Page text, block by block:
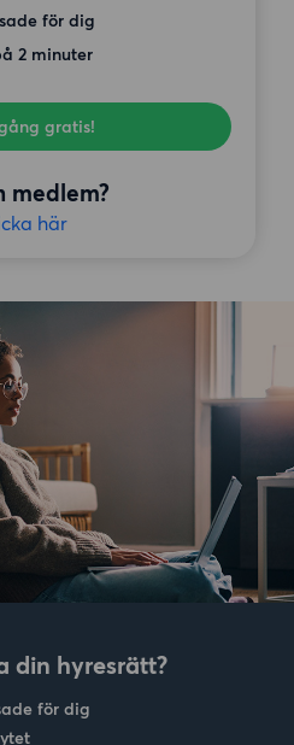
för dig
2 minuter
gratis!
medlem?
här
din hyresrätt?
för dig